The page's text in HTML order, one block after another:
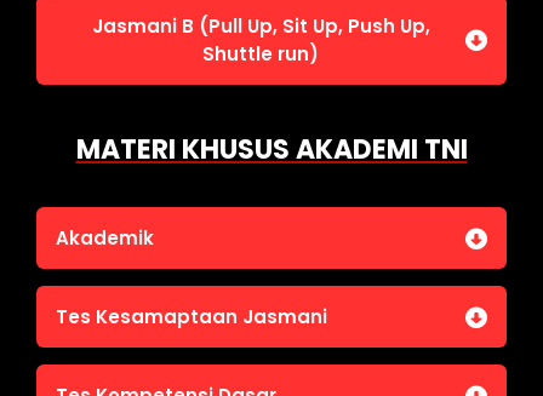
Tes Kecerdasan
Tes Kecermatan
Tes Kepribadian
Jasmani B (Pull Up, Sit Up, Push Up,
Shuttle run)
MATERI KHUSUS AKADEMI TNI
Akademik
Bahasa Indonesia
IPA
Tes Kesamaptaan Jasmani
Jasmani A (Lari 12 menit)